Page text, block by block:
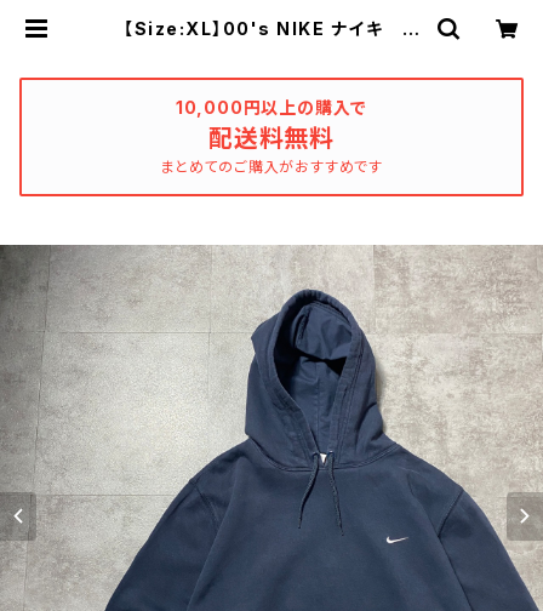
【Size:XL】00's NIKE ナイキ ス
_clothing_katharsis
10,000円以上の購入で
配送料無料
まとめてのご購入がおすすめです